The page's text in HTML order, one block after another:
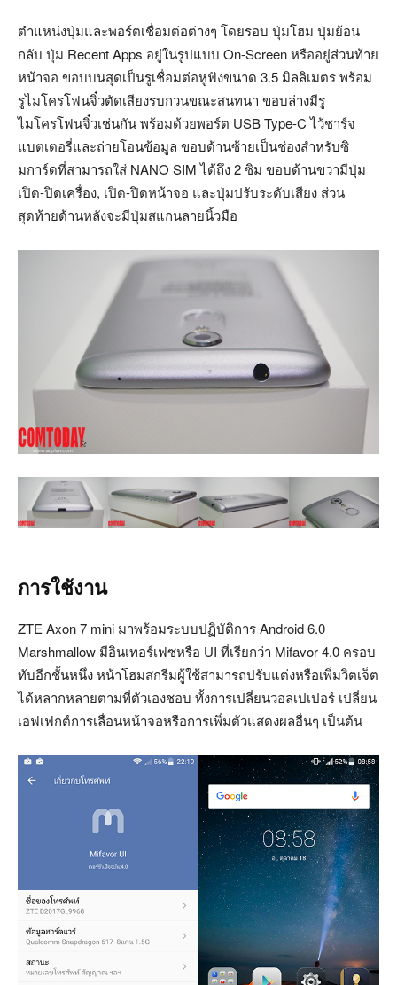
ตำแหน่งปุ่มและพอร์ตเชื่อมต่อต่างๆ โดยรอบ ปุ่มโฮม ปุ่มย้อน
กลับ ปุ่ม Recent Apps อยู่ในรูปแบบ On-Screen หรืออยู่ส่วนท้าย
หน้าจอ ขอบบนสุดเป็นรูเชื่อมต่อหูฟังขนาด 3.5 มิลลิเมตร พร้อม
รูไมโครโฟนจิ๋วตัดเสียงรบกวนขณะสนทนา ขอบล่างมีรู
ไมโครโฟนจิ๋วเช่นกัน พร้อมด้วยพอร์ต USB Type-C ไว้ชาร์จ
แบตเตอรี่และถ่ายโอนข้อมูล ขอบด้านซ้ายเป็นช่องสำหรับซิ
มการ์ดที่สามารถใส่ NANO SIM ได้ถึง 2 ซิม ขอบด้านขวามีปุ่ม
เปิด-ปิดเครื่อง, เปิด-ปิดหน้าจอ และปุ่มปรับระดับเสียง ส่วน
สุดท้ายด้านหลังจะมีปุ่มสแกนลายนิ้วมือ
การใช้งาน
ZTE Axon 7 mini มาพร้อมระบบปฏิบัติการ Android 6.0
Marshmallow มีอินเทอร์เฟซหรือ UI ที่เรียกว่า Mifavor 4.0 ครอบ
ทับอีกชั้นหนึ่ง หน้าโฮมสกรีมผู้ใช้สามารถปรับแต่งหรือเพิ่มวิตเจ็ต
ได้หลากหลายตามที่ตัวเองชอบ ทั้งการเปลี่ยนวอลเปเปอร์ เปลี่ยน
เอฟเฟกต์การเลื่อนหน้าจอหรือการเพิ่มตัวแสดงผลอื่นๆ เป็นต้น